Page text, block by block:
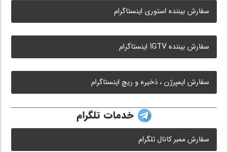
سفارش بیننده استوری اینستاگرام
سفارش بیننده IGTV اینستاگرام
سفارش ایمپرژن ، ذخیره و ریچ اینستاگرام
خدمات تلگرام
سفارش ممبر کانال تلگرام